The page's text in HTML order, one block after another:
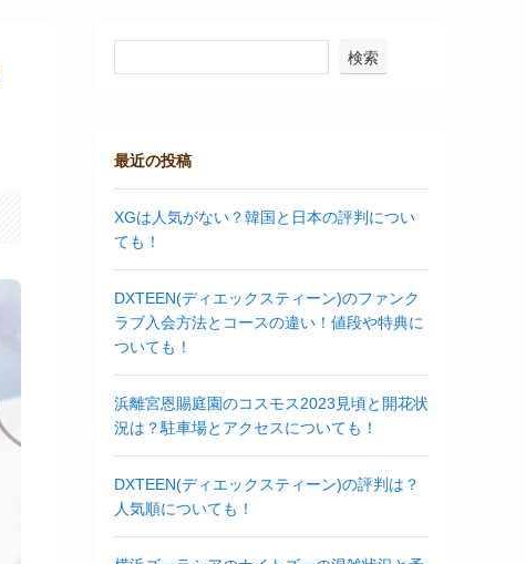
検索
最近の投稿
XGは人気がない？韓国と日本の評判につい
ても！
DXTEEN(ディエックスティーン)のファンク
ラブ入会方法とコースの違い！値段や特典に
ついても！
浜離宮恩賜庭園のコスモス2023見頃と開花状
況は？駐車場とアクセスについても！
DXTEEN(ディエックスティーン)の評判は？
人気順についても！